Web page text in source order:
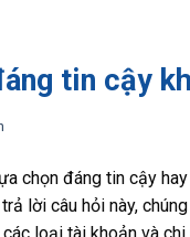
tin cậy
chọn đáng tin cậy
lời câu hỏi này,
loại tài khoản và